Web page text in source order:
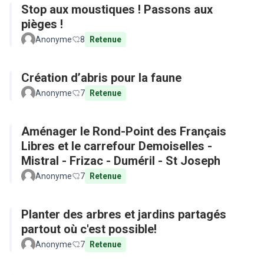
Stop aux moustiques ! Passons aux
pièges !
Anonyme 8 Retenue
Création d’abris pour la faune
Anonyme 7 Retenue
Aménager le Rond-Point des Français
Libres et le carrefour Demoiselles -
Mistral - Frizac - Duméril - St Joseph
Anonyme 7 Retenue
Planter des arbres et jardins partagés
partout où c'est possible!
Anonyme 7 Retenue